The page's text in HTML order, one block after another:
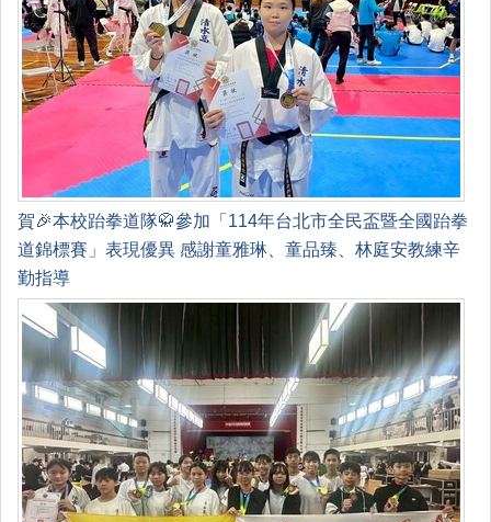
賀🎉本校跆拳道隊🥋參加「114年台北市全民盃暨全國跆拳
道錦標賽」表現優異 感謝童雅琳、童品臻、林庭安教練辛
勤指導